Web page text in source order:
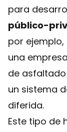
para
público-
por
una
de
un sistema
diferida.
Este tipo de